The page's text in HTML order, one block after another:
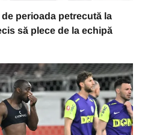
perioada petrecută la
să plece de la echipă